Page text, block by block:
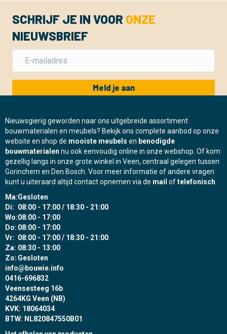
SCHRIJF JE IN VOOR ONZE
NIEUWSBRIEF
Meld je aan
Nieuwsgierig geworden naar ons uitgebreide assortiment
bouwmaterialen en meubels? Bekijk ons complete aanbod op onze
website en shop de mooiste meubels en benodigde
bouwmaterialen nu ook eenvoudig online in onze webshop. Of kom
gezellig langs in onze grote winkel in Veen, centraal gelegen tussen
Gorinchem en Den Bosch. Voor meer informatie of andere vragen
kunt u uiteraard altijd contact opnemen via de mail oftelefonisch
Ma:Gesloten
Di: 08:00 - 17:00 / 18:30 - 21:00
Wo:08:00 - 17:00
Do: 08:00 - 17:00
Vr: 08:00 - 17:00 / 18:30 - 21:00
Za: 08:30 - 13:00
Zo: Gesloten
info@bouwie.info
0416-696832
Veensesteeg 16b
4264KG Veen (NB)
KVK: 18064034
BTW: NL820847550B01